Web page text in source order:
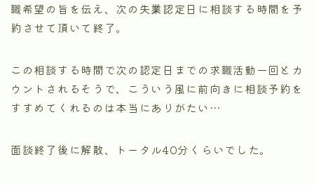
職希望の旨を伝え、次の失業認定日に相談する時間を予
約させて頂いて終了。
この相談する時間で次の認定日までの求職活動一回とカ
ウントされるそうで、こういう風に前向きに相談予約を
すすめてくれるのは本当にありがたい…
面談終了後に解散、トータル40分くらいでした。